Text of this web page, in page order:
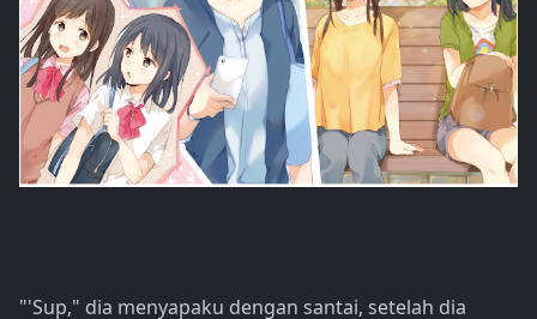
"'Sup," dia menyapaku dengan santai, setelah dia